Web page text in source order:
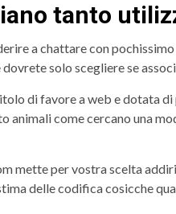
tanto
a chattare con
solo scegliere se
di favore a web e dotata
animali come cercano una
mette per vostra scelta
delle codifica cosicche